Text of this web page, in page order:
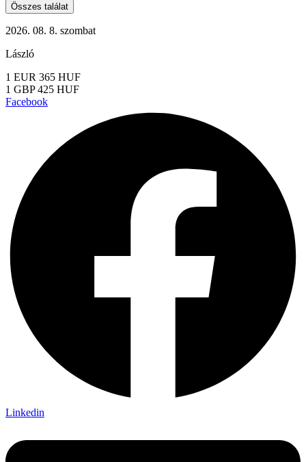
Összes találat
2026. 08. 8. szombat
László
1 EUR 365 HUF
1 GBP 425 HUF
Facebook
Linkedin